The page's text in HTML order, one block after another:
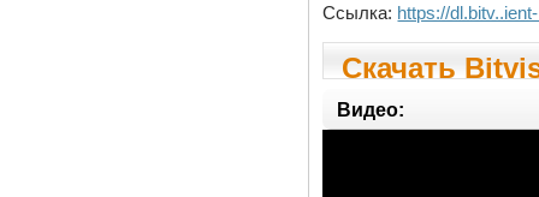
Ссылка: https://
Скачать
Видео: